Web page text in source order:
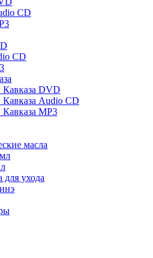
CD
CD
DVD
Audio CD
MP3
масла
для ухода